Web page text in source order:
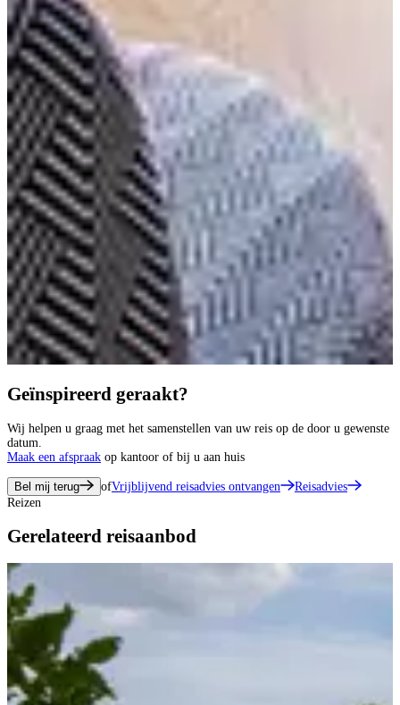
Geïnspireerd geraakt?
Wij helpen u graag met het samenstellen van uw reis op de door u gewenste
datum.
Maak een afspraak op kantoor of bij u aan huis
Bel mij terug ofVrijblijvend reisadvies ontvangen
Reisadvies
Reizen
Gerelateerd reisaanbod